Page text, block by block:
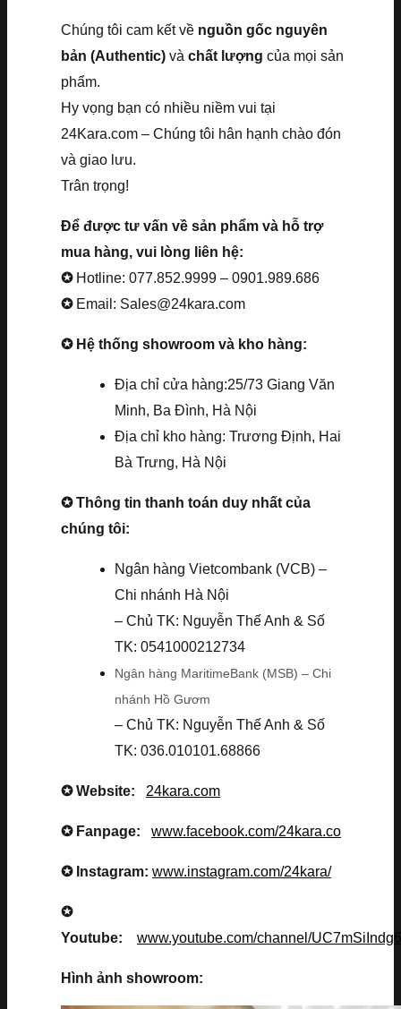
Chúng tôi cam kết về nguồn gốc nguyên
bản (Authentic) và chất lượng của mọi sản
phẩm.
Hy vọng bạn có nhiều niềm vui tại
24Kara.com – Chúng tôi hân hạnh chào đón
và giao lưu.
Trân trọng!
Để được tư vấn về sản phẩm và hỗ trợ
mua hàng, vui lòng liên hệ:
✪ Hotline: 077.852.9999 – 0901.989.686
✪ Email: Sales@24kara.com
✪ Hệ thống showroom và kho hàng:
Địa chỉ cửa hàng:25/73 Giang Văn
Minh, Ba Đình, Hà Nội
Địa chỉ kho hàng: Trương Định, Hai
Bà Trưng, Hà Nội
✪ Thông tin thanh toán duy nhất của
chúng tôi:
Ngân hàng Vietcombank (VCB) –
Chi nhánh Hà Nội
– Chủ TK: Nguyễn Thế Anh & Số
TK: 0541000212734
Ngân hàng MaritimeBank (MSB) – Chi
nhánh Hồ Gươm
– Chủ TK: Nguyễn Thế Anh & Số
TK: 036.010101.68866
✪ Website: 24kara.com
✪ Fanpage: www.facebook.com/24kara.co
✪ Instagram: www.instagram.com/24kara/
✪
Youtube: www.youtube.com/channel/
Hình ảnh showroom: